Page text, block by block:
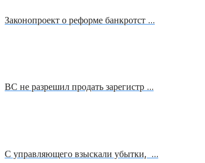
Законопроект о реформе банкротст …
ВС не разрешил продать зарегистр …
С управляющего взыскали убытки, …